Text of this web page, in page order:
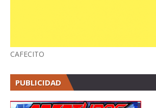
CAFECITO
PUBLICIDAD